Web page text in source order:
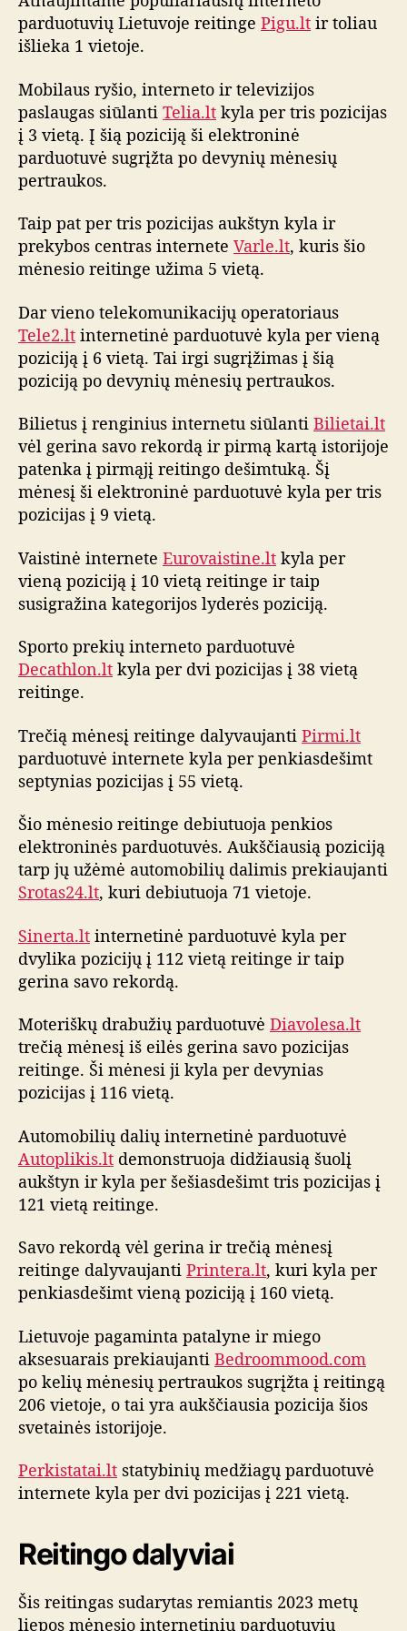
s
n
t
e
r
t
o
p
a
d
u
o
t
v
r
e
i
n
g
o
a
p
ž
l
g
parduotuvių Lietuvoje reitinge Pigu.lt ir toliau
išlieka 1 vietoje.
Mobilaus ryšio, interneto ir televizijos
paslaugas siūlanti Telia.lt kyla per tris pozicijas
į 3 vietą. Į šią poziciją ši elektroninė
parduotuvė sugrįžta po devynių mėnesių
pertraukos.
Taip pat per tris pozicijas aukštyn kyla ir
prekybos centras internete Varle.lt, kuris šio
mėnesio reitinge užima 5 vietą.
Dar vieno telekomunikacijų operatoriaus
Tele2.lt internetinė parduotuvė kyla per vieną
poziciją į 6 vietą. Tai irgi sugrįžimas į šią
poziciją po devynių mėnesių pertraukos.
Bilietus į renginius internetu siūlanti Bilietai.lt
vėl gerina savo rekordą ir pirmą kartą istorijoje
patenka į pirmąjį reitingo dešimtuką. Šį
mėnesį ši elektroninė parduotuvė kyla per tris
pozicijas į 9 vietą.
Vaistinė internete Eurovaistine.lt kyla per
vieną poziciją į 10 vietą reitinge ir taip
susigražina kategorijos lyderės poziciją.
Sporto prekių interneto parduotuvė
Decathlon.lt kyla per dvi pozicijas į 38 vietą
reitinge.
Trečią mėnesį reitinge dalyvaujanti Pirmi.lt
parduotuvė internete kyla per penkiasdešimt
septynias pozicijas į 55 vietą.
Šio mėnesio reitinge debiutuoja penkios
elektroninės parduotuvės. Aukščiausią poziciją
tarp jų užėmė automobilių dalimis prekiaujanti
Srotas24.lt, kuri debiutuoja 71 vietoje.
Sinerta.lt internetinė parduotuvė kyla per
dvylika pozicijų į 112 vietą reitinge ir taip
gerina savo rekordą.
Moteriškų drabužių parduotuvė Diavolesa.lt
trečią mėnesį iš eilės gerina savo pozicijas
reitinge. Ši mėnesi ji kyla per devynias
pozicijas į 116 vietą.
Automobilių dalių internetinė parduotuvė
Autoplikis.lt demonstruoja didžiausią šuolį
aukštyn ir kyla per šešiasdešimt tris pozicijas į
121 vietą reitinge.
Savo rekordą vėl gerina ir trečią mėnesį
reitinge dalyvaujanti Printera.lt, kuri kyla per
penkiasdešimt vieną poziciją į 160 vietą.
Lietuvoje pagaminta patalyne ir miego
aksesuarais prekiaujanti Bedroommood.com
po kelių mėnesių pertraukos sugrįžta į reitingą
206 vietoje, o tai yra aukščiausia pozicija šios
svetainės istorijoje.
Perkistatai.lt statybinių medžiagų parduotuvė
internete kyla per dvi pozicijas į 221 vietą.
Reitingo dalyviai
Šis reitingas sudarytas remiantis 2023 metų
liepos mėnesio internetinių parduotuvių